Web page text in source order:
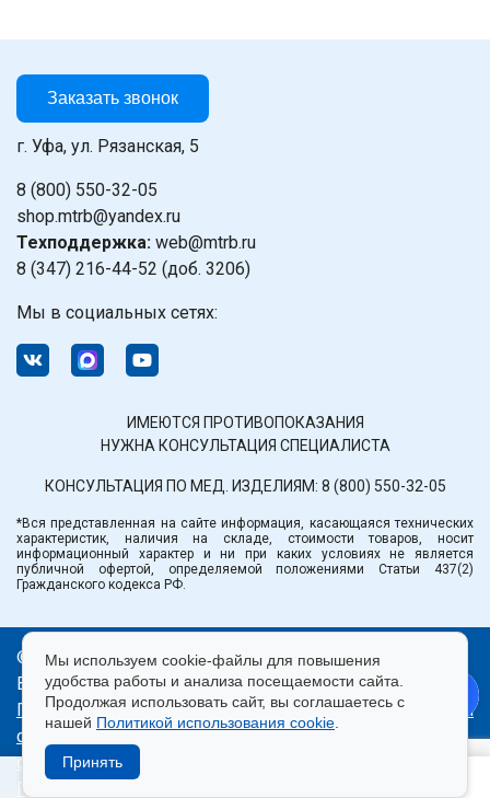
Заказать звонок
г. Уфа, ул. Рязанская, 5
8 (800) 550-32-05
shop.mtrb@yandex.ru
Техподдержка: web@mtrb.ru
8 (347) 216-44-52 (доб. 3206)
Мы в социальных сетях:
ИМЕЮТСЯ ПРОТИВОПОКАЗАНИЯ
НУЖНА КОНСУЛЬТАЦИЯ СПЕЦИАЛИСТА
КОНСУЛЬТАЦИЯ ПО МЕД. ИЗДЕЛИЯМ: 8 (800) 550-32-05
*Вся представленная на сайте информация, касающаяся технических
характеристик, наличия на складе, стоимости товаров, носит
информационный характер и ни при каких условиях не является
публичной офертой, определяемой положениями Статьи 437(2)
Гражданского кодекса РФ.
© ООО «Медтехника» РБ.
Все права защищены 2026.
Политика конфиденциальности| Правила пользования
сайтом
Использование cookie|Согласие на
обработку персональных данных
Продвижение сайта — Лидер Поиска
Мы используем cookie-файлы для повышения
удобства работы и анализа посещаемости сайта.
Продолжая использовать сайт, вы соглашаетесь с
нашей Политикой использования cookie
Принять